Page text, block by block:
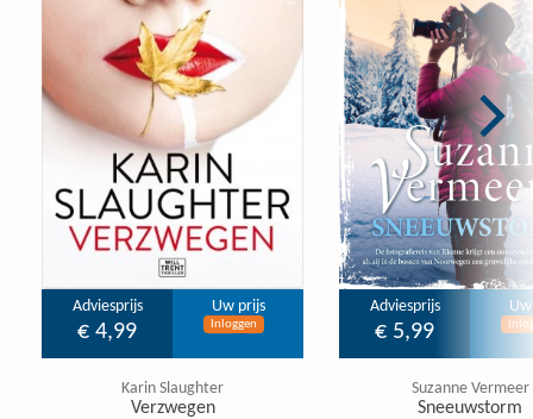
Adviesprijs
€ 4,99
Uw prijs
Inloggen
Karin Slaughter
Verzwegen
Adviesprijs
€ 5,99
Suzanne Vermeer
Sneeuwstorm